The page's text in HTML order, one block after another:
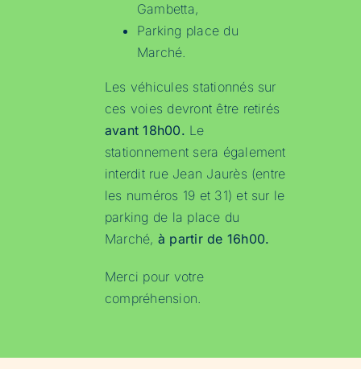
Gambetta,
Parking place du
Marché.
Les véhicules stationnés sur
ces voies devront être retirés
avant 18h00. Le
stationnement sera également
interdit rue Jean Jaurès (entre
les numéros 19 et 31) et sur le
parking de la place du
Marché, à partir de 16h00.
Merci pour votre
compréhension.